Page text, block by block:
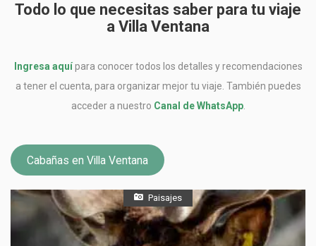
Todo lo que necesitas saber para tu viaje
a Villa Ventana
Ingresa aquípara conocer todos los detalles y recomendaciones
a tener el cuenta, para organizar mejor tu viaje. También puedes
acceder a nuestro Canal de WhatsApp.
Cabañas en Villa Ventana
Paisajes